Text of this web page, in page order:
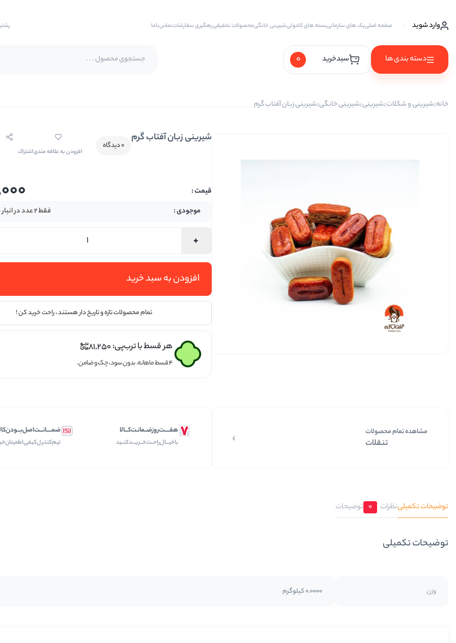
وارد شوید صفحه اصلیپک های سازمانیبسته های کادوئیشیرینی خانگیمحصولات تخفیفیرهگیری سفارشاتتماس‌با‌ما
دسته بندی ها
پسته
پسته احمد آقایی
بادام زمینی روکش دار
سبدخرید 0
خانه شیرینی و شکلات شیرینی شیرینی خانگی شیرینی زبان آفتاب گرم
شیرینی زبان آفتاب گرم
0 دیدگاه
افزودن به علاقه مندیاشتراک
فقط 2 عدد در انبار موجود است
افزودن به سبد خرید
تمام محصولات تازه و تاریخ دار هستند ، راحت خرید کن !
هر قسط با ترب‌پی:81,250
۴ قسط ماهانه. بدون سود، چک و ضامن.
مشاهده تمام محصولات
تنقلات
هفـــــت‌روز‌ضــمانـت‌کـــالا
با‌خیـــال‌راحــت‌‌‌خــریـــد‌کنــید
توضیحات تکمیلینظرات 0 توضیحات
توضیحات تکمیلی
وزن 0.0000 کیلوگرم